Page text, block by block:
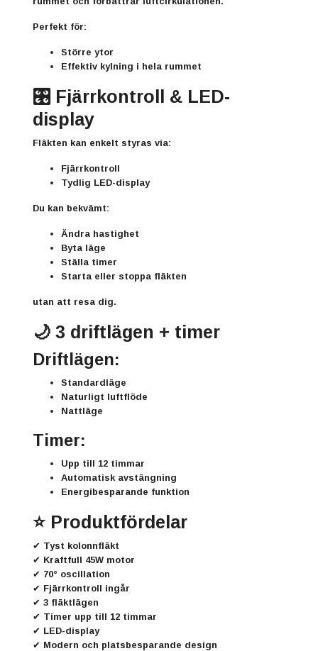
Perfekt för:
Större ytor
Effektiv kylning i hela rummet
🎛️ Fjärrkontroll & LED-
display
Fläkten kan enkelt styras via:
Fjärrkontroll
Tydlig LED-display
Du kan bekvämt:
Ändra hastighet
Byta läge
Ställa timer
Starta eller stoppa fläkten
utan att resa dig.
🌙 3 driftlägen + timer
Driftlägen:
Standardläge
Naturligt luftflöde
Nattläge
Timer:
Upp till 12 timmar
Automatisk avstängning
Energibesparande funktion
⭐ Produktfördelar
✔ Tyst kolonnfläkt
✔ Kraftfull 45W motor
✔ 70° oscillation
✔ Fjärrkontroll ingår
✔ 3 fläktlägen
✔ Timer upp till 12 timmar
✔ LED-display
✔ Modern och platsbesparande design